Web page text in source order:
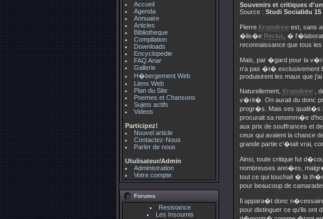
Accueil
Agenda
Annuaire
Articles
Bibliotheque
Compilation
Downloads
Encyclopedie
FAQ Anar
Gallerie
H�bergement Web
Liens Web
Plan du Site
Poemes et Chansons
Sujets actifs
Videos
Participez!
Nouvel article
Contactez-Nous
Parler de nous
Utulisateur/Admin
Administration
Votre compte
Forums
Resistance
Les Insoumis
Souvenirs et critiques
Source : Studi Socialidu 15
Pierre Kropotkine est, sans
�lis�e Reclus , �
reconnaissance que tous
Mais, par �gard pour la
n'a pas �t� exclusivement
produisirent les maux que j'ai
Naturellement, Kropotkine ,
v�rit�. On aurait du donc
progr�s. Mais ses qualit�s
procurait sa renomm�e
aux prix de souffrances et
ceux qui avaient la chance
grande partie c'�tait vrai,
Ainsi, toute critique fut
nombreuses ann�es,
tout ce qui touchait � la
pour beaucoup de
Il appara�t donc
pour distinguer ce qu'ils ont